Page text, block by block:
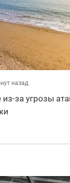
назад
из-за угрозы